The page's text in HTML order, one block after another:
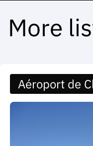
More
Aéroport de